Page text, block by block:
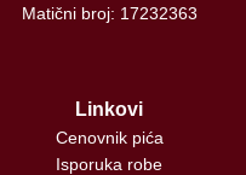
Matični broj: 17232363
Linkovi
Cenovnik pića
Isporuka robe